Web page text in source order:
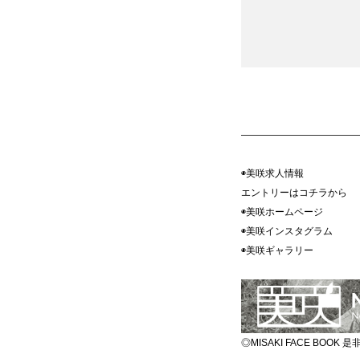
◉美咲求人情報
エントリーはコチラ
◉美咲ホームペ
◉美咲インスタグ
◉美咲ギャラ
◎MISAKI FACE BOOK 是